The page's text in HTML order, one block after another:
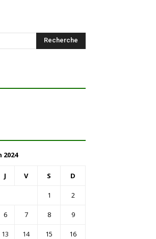
2024
J V S D
1 2
6 7 8 9
13 14 15 16